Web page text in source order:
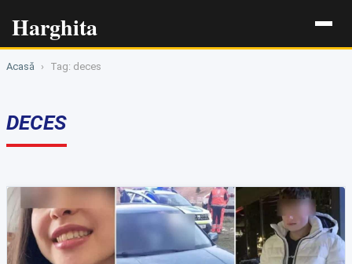
Harghita
Acasă › Tag: deces
DECES